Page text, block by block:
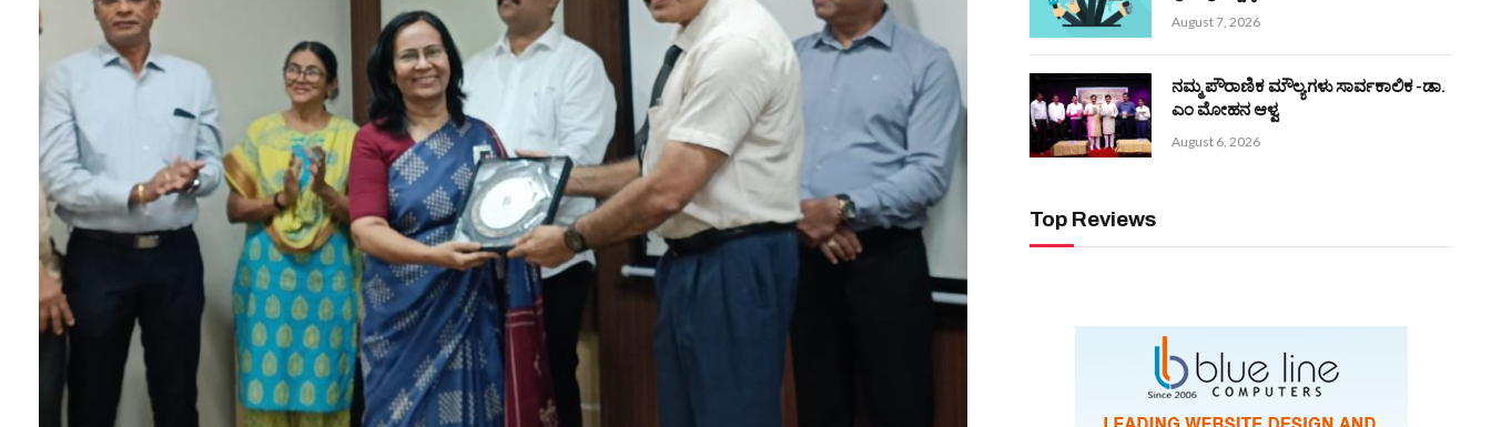
August 7, 2026
ನಮ್ಮ ಪೌರಾಣಿಕ ಮೌಲ್ಯಗಳು ಸಾರ್ವಕಾಲಿಕ -ಡಾ.
ಎಂ ಮೋಹನ ಆಳ್ವ
August 6, 2026
Top Reviews